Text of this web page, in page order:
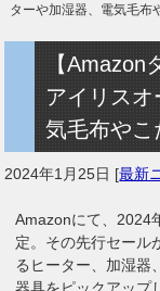
ターや加湿器、電気毛布
【
アイリス
気毛布やこ
2024年1月25日 [最新
Amazonにて、2024
定。その先行セール
るヒーター、加湿器
器具をピックアップ